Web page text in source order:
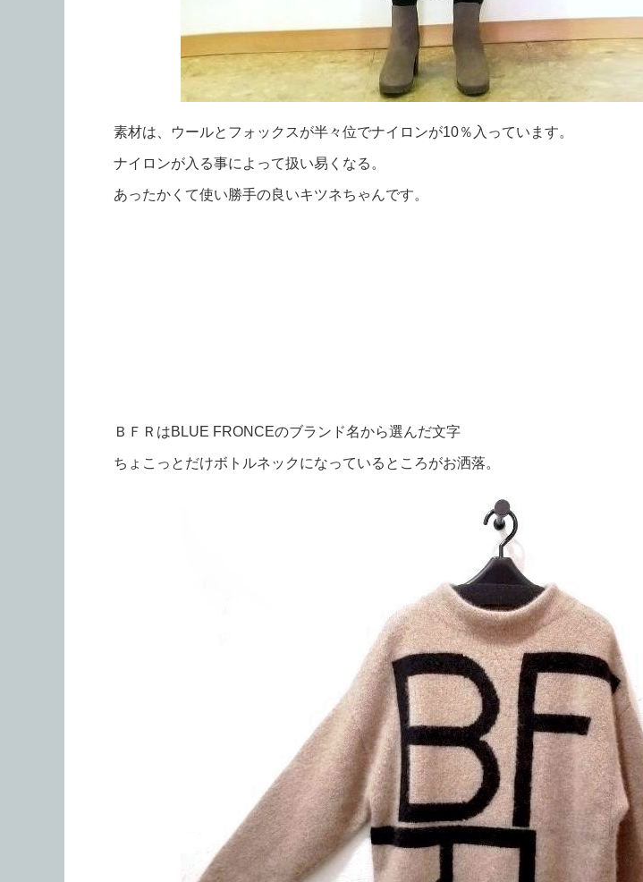
素材は、ウールとフォックスが半々位でナイロンが10％入っています。
ナイロンが入る事によって扱い易くなる。
あったかくて使い勝手の良いキツネちゃんです。
ＢＦＲはBLUE FRONCEのブランド名から選んだ文字
ちょこっとだけボトルネックになっているところがお洒落。